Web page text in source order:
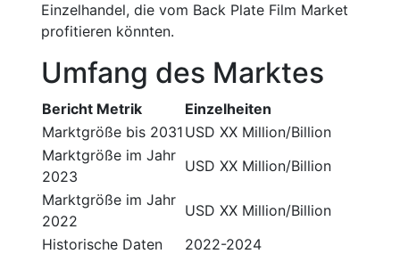
Einzelhandel, die vom Back Plate Film Market
profitieren könnten.
Umfang des Marktes
Bericht Metrik
Einzelheiten
Marktgröße bis 2031 USD XX Million/Billion
Marktgröße im Jahr
2023
USD XX Million/Billion
Marktgröße im Jahr
2022
USD XX Million/Billion
Historische Daten
2022-2024